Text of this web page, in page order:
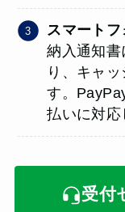
スマート
納入通知書
り、キャ
す。
払いに対応
受付